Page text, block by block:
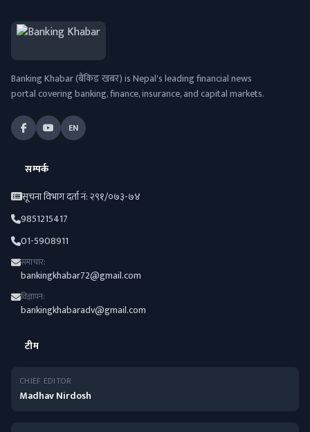
Banking Khabar (बैंकिङ खबर) is Nepal's leading financial news
portal covering banking, finance, insurance, and capital markets.
EN
सम्पर्क
सूचना विभाग दर्ता नं: २९१/०७३-७४
9851215417
01-5908911
समाचार:
bankingkhabar72@gmail.com
विज्ञापन:
bankingkhabaradv@gmail.com
टीम
CHIEF EDITOR
Madhav Nirdosh